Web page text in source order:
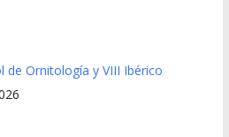
de Ornitología y VIII Ibérico